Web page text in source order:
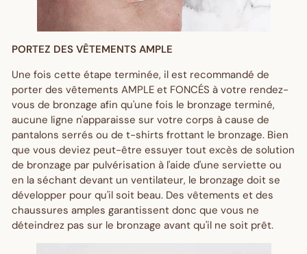
PORTEZ DES VÊTEMENTS AMPLE
Une fois cette étape terminée, il est recommandé de
porter des vêtements AMPLE et FONCÉS à votre rendez-
vous de bronzage afin qu'une fois le bronzage terminé,
aucune ligne n'apparaisse sur votre corps à cause de
pantalons serrés ou de t-shirts frottant le bronzage. Bien
que vous deviez peut-être essuyer tout excès de solution
de bronzage par pulvérisation à l'aide d'une serviette ou
en la séchant devant un ventilateur, le bronzage doit se
développer pour qu'il soit beau. Des vêtements et des
chaussures amples garantissent donc que vous ne
déteindrez pas sur le bronzage avant qu'il ne soit prêt.
Get $10 Off Your First
Order! 🎉
Sign up and enjoy $10 off right away - plus earn points and
redeem exclusive discounts every time you shop.
Are you a trade customer?Sign up here